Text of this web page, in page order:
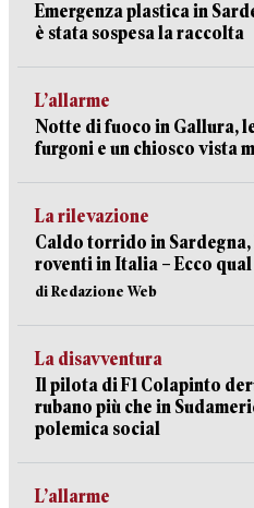
Emergenza plastica in
è stata sospesa la raccolta
L’allarme
Notte di fuoco in Gallura,
furgoni e un chiosco vista
La rilevazione
Caldo torrido in
roventi in Italia – Ecco
di Redazione Web
La disavventura
Il pilota di F1 Colapinto
rubano più che in
polemica social
L’allarme